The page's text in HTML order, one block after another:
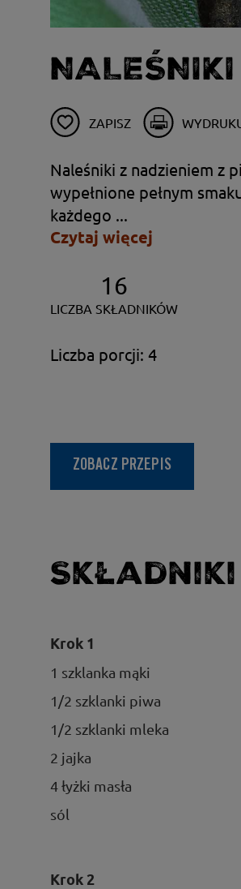
ZAPISZ
Naleśniki z nadzieniem z
wypełnione pełnym
każdego ...
Czytaj więcej
16
LICZBA SKŁADNIKÓW
Liczba porcji: 4
ZOBACZ PRZEPIS
Składniki
Krok 1
1 szklanka mąki
1/2 szklanki piwa
1/2 szklanki mleka
2 jajka
4 łyżki masła
sól
Krok 2